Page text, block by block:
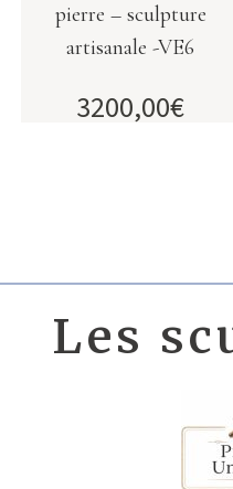
pierre – sculpture
artisanale -VE6
3200,00€
Les